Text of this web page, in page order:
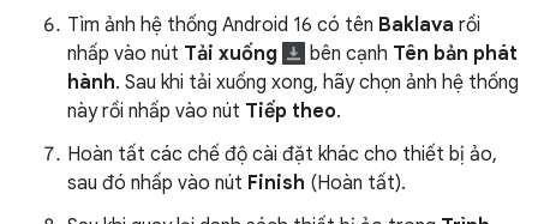
Tìm ảnh hệ thống Android 16 có tên Baklava rồi
nhấp vào nút Tải xuống bên cạnh Tên bản phát
hành. Sau khi tải xuống xong, hãy chọn ảnh hệ thống
này rồi nhấp vào nút Tiếp theo.
Hoàn tất các chế độ cài đặt khác cho thiết bị ảo,
sau đó nhấp vào nút Finish (Hoàn tất).